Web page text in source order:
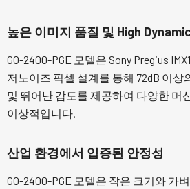
높은 이미지 품질 및 High
GO-2400-PGE 모델은 Sony Pregius
저노이즈 픽셀 설계를 통해 72dB 이상
및 뛰어난 감도를 제공하여 다양한 머
이상적입니다.
산업 환경에서 입증된 안정성
GO-2400-PGE 모델은 작은 크기와 가